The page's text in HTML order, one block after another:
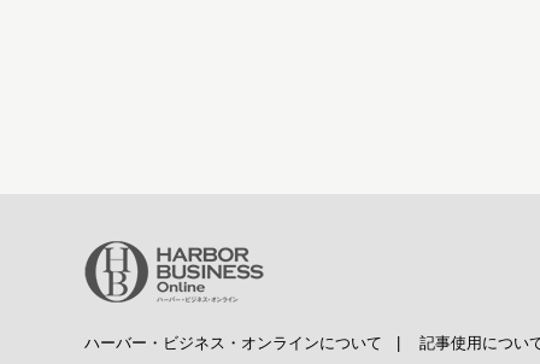
ハーバー・ビジネス・オンラインについて | 記事使用につい